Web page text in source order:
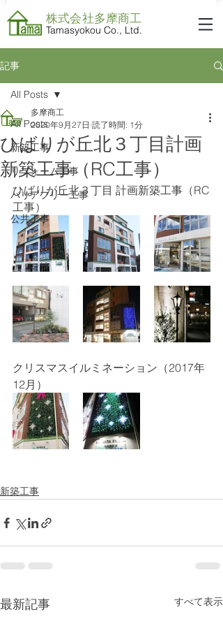
株式会社​多摩商工
Tamasyokou Co., Ltd.
記事
All Posts
新築工事
リフォーム工事
バリアフリー工事
公共工事
All Posts
ひばりが丘北３丁目計画
新築工事（RC工事）
多摩商工
2020年9月27日 読了時間: 1分
ひばりが丘北３丁目 計画新築工事（RC
工事）
クリスマスイルミネーション（2017年
12月）
新築工事
最新記事 すべて表示